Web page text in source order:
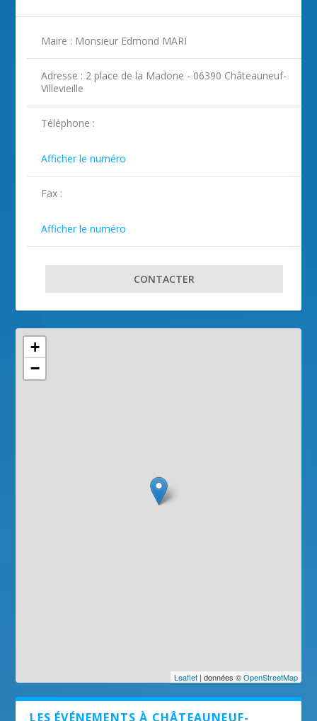
ILLUSTRATION CHÂTEAUNEUF-
VILLEVIEILLE ( 2 )
ILLUSTRATION CHÂTEAUNEUF-
VILLEVIEILLE ( 3 )
ILLUSTRATION CHÂTEAUNEUF-
VILLEVIEILLE ( 4 )
Maire : Monsieur Edmond MARI
Adresse : 2 place de la Madone - 06390 Châteauneuf-
Villevieille
Téléphone :
Afficher le numéro
Fax :
Afficher le numéro
CONTACTER
+
−
Leaflet| données ©OpenStreetMap
LES ÉVÉNEMENTS À CHÂTEAUNEUF-